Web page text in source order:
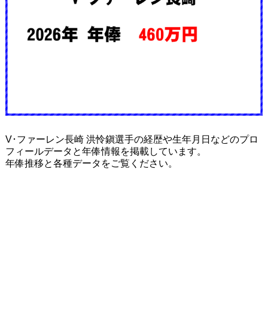
V･ファーレン長崎 洪怜鎭選手の経歴や生年月日などのプロ
フィールデータと年俸情報を掲載しています。
年俸推移と各種データをご覧ください。